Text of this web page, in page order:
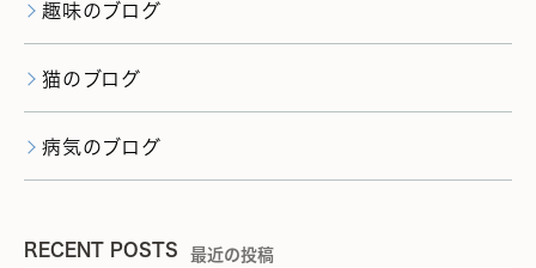
趣味のブログ
猫のブログ
病気のブログ
RECENT POSTS 最近の投稿